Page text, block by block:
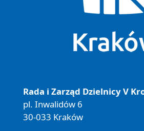
Rada i Zarząd Dzielnicy V
pl. Inwalidów 6
30-033 Kraków